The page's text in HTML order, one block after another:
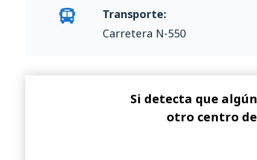
Transporte:
Carretera N-550
Si detecta que
otro centro